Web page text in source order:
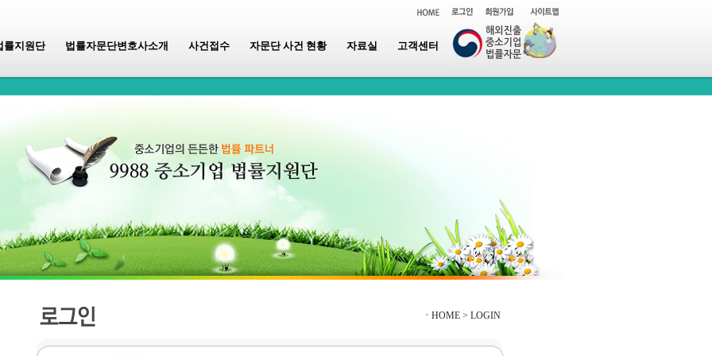
률지원단 법률자문단변호사소개 사건접수 자문단 사건 현황 자료실 고객센터
ㆍ HOME > LOGIN